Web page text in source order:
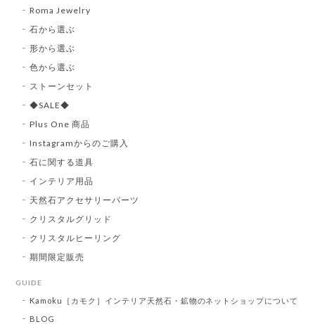
Roma Jewelry
石から選ぶ
形から選ぶ
色から選ぶ
ストーンセット
◆SALE◆
Plus One 商品
Instagramからのご購入
石に関する道具
インテリア用品
天然石アクセサリーパーツ
クリスタルグリッド
クリスタルヒーリング
期間限定販売
GUIDE
Kamoku［カモク］インテリア天然石・鉱物のネットショップについて
BLOG